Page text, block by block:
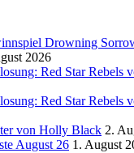
Drowning
2026
Red Star Rebels
Red Star Rebels
von Holly Black 2.
August 26 1. August